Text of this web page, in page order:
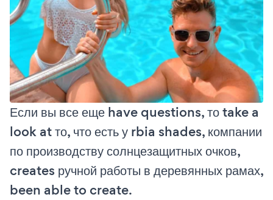
Если вы все еще have questions, то take a
look at то, что есть у rbia shades, компании
по производству солнцезащитных очков,
creates ручной работы в деревянных рамах,
been able to create.